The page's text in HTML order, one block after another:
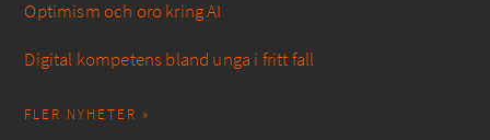
Optimism och oro kring AI
Digital kompetens bland unga i fritt fall
FLER NYHETER »